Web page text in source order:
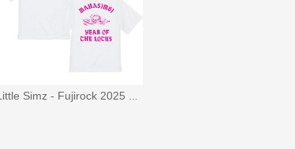
Little Simz - Fujirock 2025 T-Shirt (White)